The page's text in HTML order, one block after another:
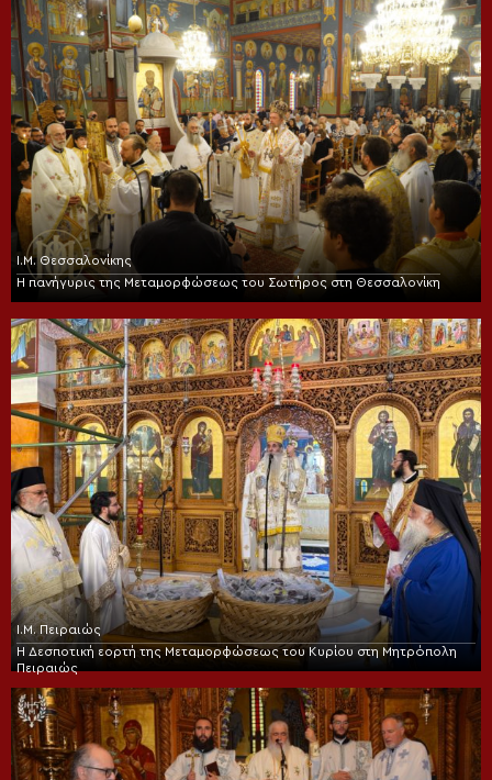
Ι.Μ. Θεσσαλονίκης
Η πανήγυρις της Μεταμορφώσεως του Σωτήρος στη Θεσσαλονίκη
Ι.Μ. Πειραιώς
Η Δεσποτική εορτή της Μεταμορφώσεως του Κυρίου στη Μητρόπολη
Πειραιώς